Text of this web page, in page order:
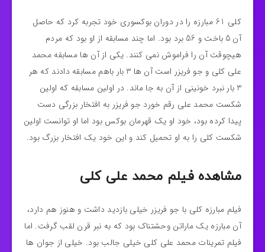
کلی 61 مبارزه را در دوران بوکسوری خود تجربه کرد که حاصل
آن 5 باخت و 56 برد بود. اما چند مسابقه از او بود که مردم
هیچوقت آن را فراموش نمی کنند. یکی از آن ها مسابقه محمد
علی کلی و جو فریزر است آن ها 3 بار باهم مسابقه دادند که هر
3 بار نبرد خونینی از آن به جا ماند. در اولین مسابقه که اولین
شکست محمد علی رقم خورد جو فریزر به افتخار بزرگی دست
پیدا کرده بود، خود او یک قهرمان بوکس بود اما او توانست اولین
شکست کلی را به او تحمیل کند و این خود یک افتخار بزرگ بود.
مشاهده فیلم محمد علی کلی
فیلم مبارزه کلی با جو فریزر خیلی بازدید داشت و هنوز هم دارد،
آن مبارزه یک ماراتن وحشتناک بود که به نبر قرن لقب گرفت. اما
فیلم تمرینات محمد علی کلی خیلی جالب بود. خیلی از جوان ها